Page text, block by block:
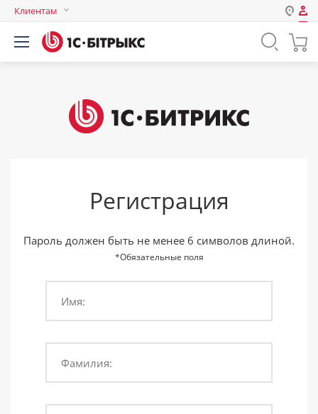
Клиентам
Авторизация
Логин
Запомнить меня на этом
компьютере
Забыли свой пароль?
Регистрация
Пароль должен быть не менее 6 символов длиной.
*Обязательные поля
Имя:
Фамилия: